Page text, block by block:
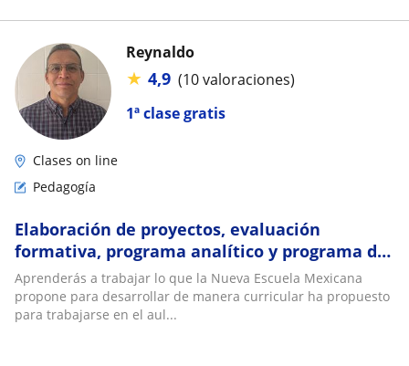
1ª clase gratis
Reynaldo
★ 4,9 (10 valoraciones)
Clases on line
Pedagogía
Elaboración de proyectos, evaluación
formativa, programa analítico y programa de
mejora. Temas de CTE y utilización de la IA
Aprenderás a trabajar lo que la Nueva Escuela Mexicana
propone para desarrollar de manera curricular ha propuesto
para trabajarse en el aul...